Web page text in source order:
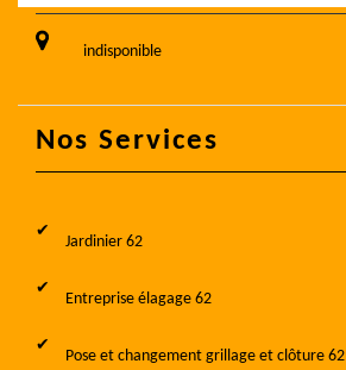
indisponible
Nos Services
Jardinier 62
Entreprise élagage 62
Pose et changement grillage et clôture 62